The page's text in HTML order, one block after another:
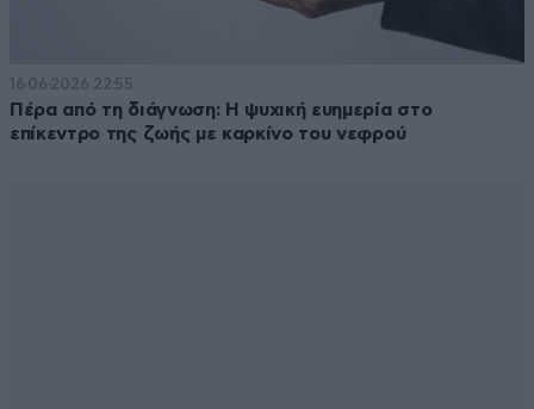
16·06·2026 22:55
Πέρα από τη διάγνωση: Η ψυχική ευημερία στο
επίκεντρο της ζωής με καρκίνο του νεφρού